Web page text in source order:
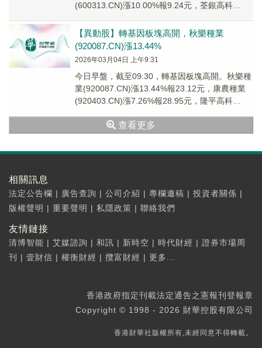
(600313.CN)漲10.00%報9.24元，荃銀高科
【異動股】轉基因板塊高開，秋樂種業
(920087.CN)漲13.44%
2026年03月04日 上午9:31
今日早盤，截至09:30，轉基因板塊高開。秋樂種
業(920087.CN)漲13.44%報23.12元，康農種業
(920403.CN)漲7.26%報28.95元，隆平高科
查看更多
相關訊息
法定公告欄 | 廣告查詢 | 公司介紹 | 專欄邀稿 | 投資者關係 |
版權聲明 | 重要聲明 | 私隱政策 | 聯絡我們
友情鏈接
清博智能 | 艾媒諮詢 | 和訊 | 新時空 | 時代財經 | 證券市場周
刊
| 壹財信 | 權衡財經 | 攬富財經 | 更多...
香港政府指定刊載法定通告之憲報刊登報章
Copyright © 1998 - 2026 財華控股有限公司
香港財華社版權所有,未經同意不得轉載。